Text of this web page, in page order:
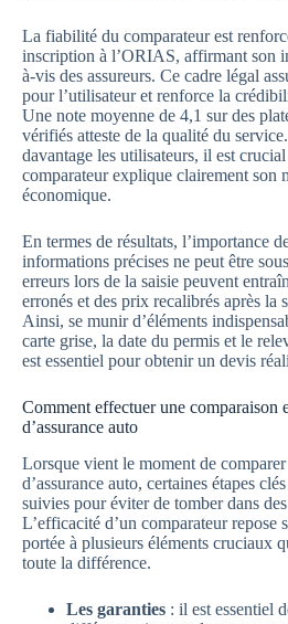
La fiabilité du comparateur est
inscription à l’ORIAS, affirmant son
à-vis des assureurs. Ce cadre légal
pour l’utilisateur et renforce la
Une note moyenne de 4,1 sur des
vérifiés atteste de la qualité du
davantage les utilisateurs, il est
comparateur explique clairement son
économique.
En termes de résultats, l’importance
informations précises ne peut être
erreurs lors de la saisie peuvent
erronés et des prix recalibrés après la
Ainsi, se munir d’éléments
carte grise, la date du permis et le
est essentiel pour obtenir un devis
Comment effectuer une comparaison
d’assurance auto
Lorsque vient le moment de
d’assurance auto, certaines étapes
suivies pour éviter de tomber dans
L’efficacité d’un comparateur repose
portée à plusieurs éléments cruciaux
toute la différence.
Les garanties : il est essentiel